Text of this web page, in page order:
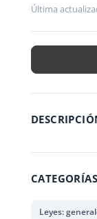
Última
Leyes: